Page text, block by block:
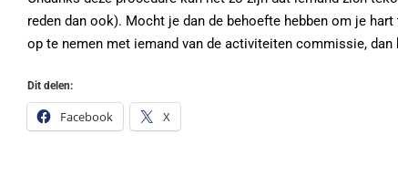
reden dan ook). Mocht je dan de behoefte hebben om je
op te nemen met iemand van de activiteiten commissie, dan
Dit delen:
Facebook X